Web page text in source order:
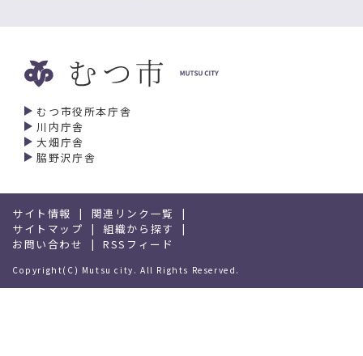
むつ市役所本庁舎
川内庁舎
大畑庁舎
脇野沢庁舎
サイト情報
関連リンク一覧
サイトマップ
組織から探す
お問い合わせ
RSSフィード
Copyright(C) Mutsu city. All Rights Reserved.